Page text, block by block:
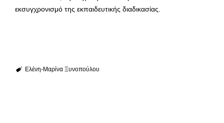
εκσυγχρονισμό της εκπαιδευτικής διαδικασίας.
Ελένη-Μαρίνα Ξυνοπούλου